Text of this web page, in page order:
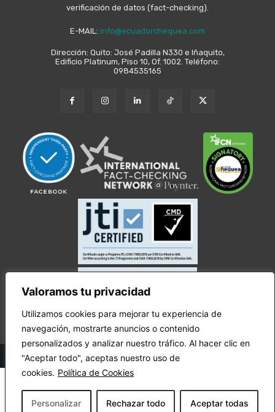
Valoramos tu privacidad
Utilizamos cookies para mejorar tu experiencia de
navegación, mostrarte anuncios o contenido
personalizados y analizar nuestro tráfico. Al hacer clic en
"Aceptar todo", aceptas nuestro uso de
cookies. Política de Cookies
Personalizar Rechazar todo Aceptar todas
verificación de datos (fact-checking).
E-MAIL: info@ecuadorchequea.com
Dirección: Quito: José Padilla N330 e Iñaquito,
Edificio Platinum, Piso 10, Of. 1002. Teléfono:
0984535165
© Copyright Ecuador Chequea 2025.